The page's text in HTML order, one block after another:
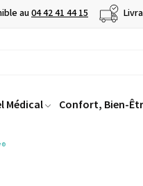
au04 42 41 44 15
Médical Confort, Bien-